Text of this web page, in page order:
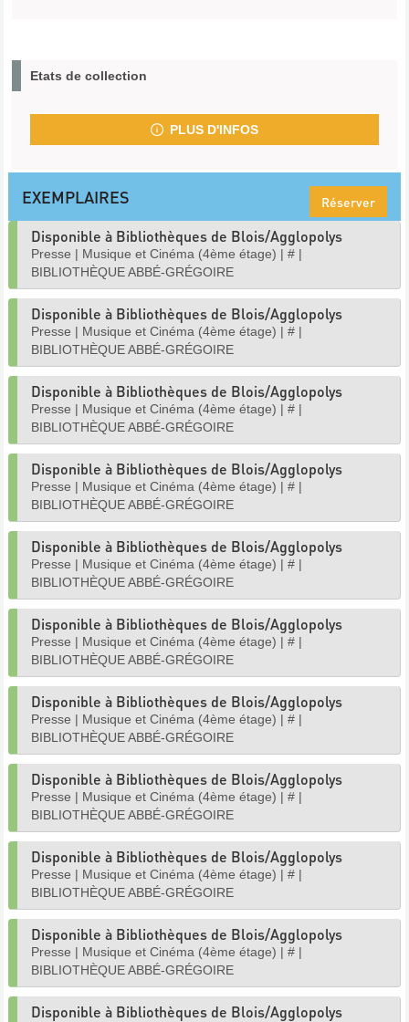
Etats de collection
PLUS D'INFOS
EXEMPLAIRES Réserver
Disponible à Bibliothèques de Blois/Agglopolys
Presse | Musique et Cinéma (4ème étage) | # |
BIBLIOTHÈQUE ABBÉ-GRÉGOIRE
Disponible à Bibliothèques de Blois/Agglopolys
Presse | Musique et Cinéma (4ème étage) | # |
BIBLIOTHÈQUE ABBÉ-GRÉGOIRE
Disponible à Bibliothèques de Blois/Agglopolys
Presse | Musique et Cinéma (4ème étage) | # |
BIBLIOTHÈQUE ABBÉ-GRÉGOIRE
Disponible à Bibliothèques de Blois/Agglopolys
Presse | Musique et Cinéma (4ème étage) | # |
BIBLIOTHÈQUE ABBÉ-GRÉGOIRE
Disponible à Bibliothèques de Blois/Agglopolys
Presse | Musique et Cinéma (4ème étage) | # |
BIBLIOTHÈQUE ABBÉ-GRÉGOIRE
Disponible à Bibliothèques de Blois/Agglopolys
Presse | Musique et Cinéma (4ème étage) | # |
BIBLIOTHÈQUE ABBÉ-GRÉGOIRE
Disponible à Bibliothèques de Blois/Agglopolys
Presse | Musique et Cinéma (4ème étage) | # |
BIBLIOTHÈQUE ABBÉ-GRÉGOIRE
Disponible à Bibliothèques de Blois/Agglopolys
Presse | Musique et Cinéma (4ème étage) | # |
BIBLIOTHÈQUE ABBÉ-GRÉGOIRE
Disponible à Bibliothèques de Blois/Agglopolys
Presse | Musique et Cinéma (4ème étage) | # |
BIBLIOTHÈQUE ABBÉ-GRÉGOIRE
Disponible à Bibliothèques de Blois/Agglopolys
Presse | Musique et Cinéma (4ème étage) | # |
BIBLIOTHÈQUE ABBÉ-GRÉGOIRE
Disponible à Bibliothèques de Blois/Agglopolys